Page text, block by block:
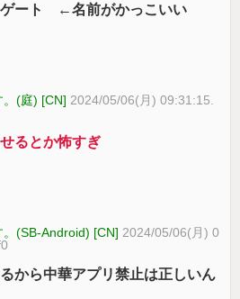
ゲート ←名前がかっこいい
(庭) [CN] 2024/05/06(月) 09:31:15.
るとか怖すぎ
(SB-Android) [CN] 2024/05/06(月) 0
から中華アプリ禁止は正しいん